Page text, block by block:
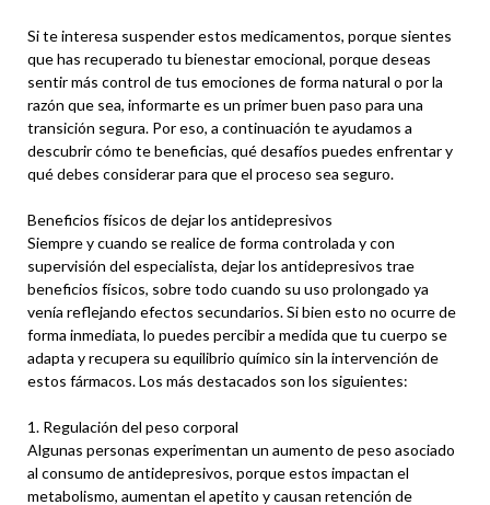
Si te interesa suspender estos medicamentos, porque sientes
que has recuperado tu bienestar emocional, porque deseas
sentir más control de tus emociones de forma natural o por la
razón que sea, informarte es un primer buen paso para una
transición segura. Por eso, a continuación te ayudamos a
descubrir cómo te beneficias, qué desafíos puedes enfrentar y
qué debes considerar para que el proceso sea seguro.
Beneficios físicos de dejar los antidepresivos
Siempre y cuando se realice de forma controlada y con
supervisión del especialista, dejar los antidepresivos trae
beneficios físicos, sobre todo cuando su uso prolongado ya
venía reflejando efectos secundarios. Si bien esto no ocurre de
forma inmediata, lo puedes percibir a medida que tu cuerpo se
adapta y recupera su equilibrio químico sin la intervención de
estos fármacos. Los más destacados son los siguientes:
1. Regulación del peso corporal
Algunas personas experimentan un aumento de peso asociado
al consumo de antidepresivos, porque estos impactan el
metabolismo, aumentan el apetito y causan retención de